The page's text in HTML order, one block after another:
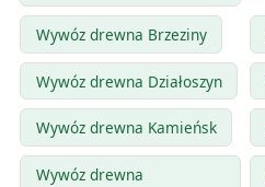
Wywóz drewna Brzeziny
Wywóz drewna Działoszyn
Wywóz drewna Kamieńsk
Wywóz drewna